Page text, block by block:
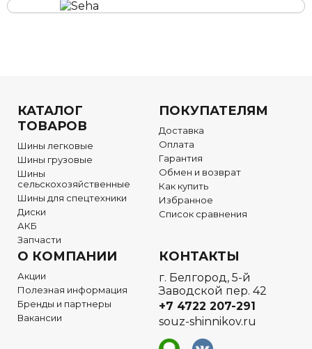
КАТАЛОГ
ТОВАРОВ
Шины легковые
Шины грузовые
Шины
сельскохозяйственные
Шины для спецтехники
Диски
АКБ
Запчасти
ПОКУПАТЕЛЯМ
Доставка
Оплата
Гарантия
Обмен и возврат
Как купить
Избранное
Список сравнения
О КОМПАНИИ
Акции
Полезная информация
Бренды и партнеры
Вакансии
КОНТАКТЫ
г. Белгород, 5-й
Заводской пер. 42
+7 4722 207-291
souz-shinnikov.ru